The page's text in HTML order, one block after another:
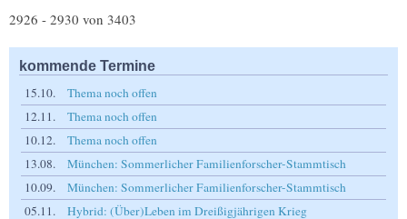
2926 - 2930 von 3403
kommende Termine
15.10.
Thema noch offen
12.11.
Thema noch offen
10.12.
Thema noch offen
13.08.
München: Sommerlicher Familienforscher-Stammtisch
10.09.
München: Sommerlicher Familienforscher-Stammtisch
05.11.
Hybrid: (Über)Leben im Dreißigjährigen Krieg